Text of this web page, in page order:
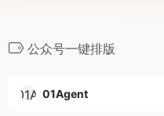
公众号一键排版
01Agent